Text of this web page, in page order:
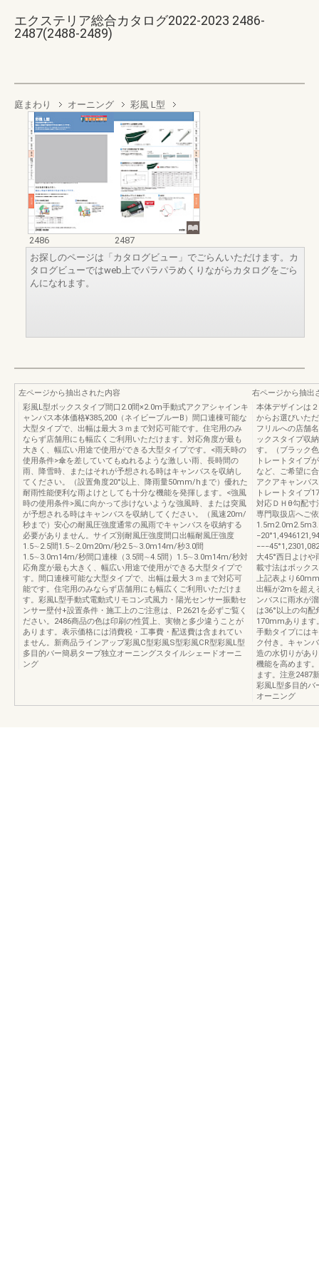
エクステリア総合カタログ2022-2023 2486-
2487(2488-2489)
庭まわり オーニング 彩風 L型
2486
2487
お探しのページは「カタログビュー」でごらんいただけます。カ
タログビューではweb上でパラパラめくりながらカタログをごら
んになれます。
左ページから抽出された内容
彩風L型ボックスタイプ間口2.0間×2.0m手動式アクアシャインキ
ャンバス本体価格¥385,200（ネイビーブルーB）間口連棟可能な
大型タイプで、出幅は最大３ｍまで対応可能です。住宅用のみ
ならず店舗用にも幅広くご利用いただけます。対応角度が最も
大きく、幅広い用途で使用ができる大型タイプです。<雨天時の
使用条件>傘を差していてもぬれるような激しい雨、長時間の
雨、降雪時、またはそれが予想される時はキャンバスを収納し
てください。（設置角度20°以上、降雨量50mm/hまで）優れた
耐雨性能便利な雨よけとしても十分な機能を発揮します。<強風
時の使用条件>風に向かって歩けないような強風時、または突風
が予想される時はキャンバスを収納してください。（風速20m/
秒まで）安心の耐風圧強度通常の風雨でキャンバスを収納する
必要がありません。サイズ別耐風圧強度間口出幅耐風圧強度
1.5∼2.5間1.5∼2.0m20m/秒2.5∼3.0m14m/秒3.0間
1.5∼3.0m14m/秒間口連棟（3.5間∼4.5間）1.5∼3.0m14m/秒対
応角度が最も大きく、幅広い用途で使用ができる大型タイプで
す。間口連棟可能な大型タイプで、出幅は最大３ｍまで対応可
能です。住宅用のみならず店舗用にも幅広くご利用いただけま
す。彩風L型手動式電動式リモコン式風力・陽光センサー振動セ
ンサー壁付+設置条件・施工上のご注意は、P.2621を必ずご覧く
ださい。2486商品の色は印刷の性質上、実物と多少違うことが
あります。表示価格には消費税・工事費・配送費は含まれてい
ません。新商品ラインアップ彩風C型彩風S型彩風CR型彩風L型
多目的バー簡易タープ独立オーニングスタイルシェードオーニ
ング
右ページから抽出
本体デザインは
からお選びいた
フリルへの店舗
ックスタイプ収
す。（ブラック
トレートタイプ
など、ご希望に
アクアキャンバ
トレートタイプ
対応ＤＨθ勾配寸
専門取扱店へご
大45°西日よけや
載寸法はボック
上記表より
出幅が2mを超え
ンバスに雨水が
は36°以上の勾配
170mmあります
手動タイプには
ク付き。キャン
造の水切りがあ
機能を高めます
ます。注意2487
彩風L型多目的バ
オーニング